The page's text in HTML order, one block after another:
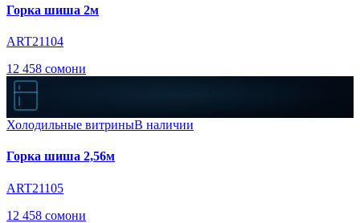
Горка шиша 2м
ART21104
12 458 сомони
Холодильные витриныВ наличии
Горка шиша 2,56м
ART21105
12 458 сомони